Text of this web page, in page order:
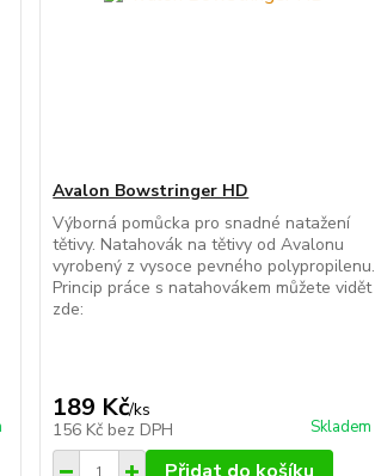
Avalon Bowstringer HD
Výborná pomůcka pro snadné natažení
tětivy. Natahovák na tětivy od Avalonu
vyrobený z vysoce pevného polypropilenu.
Princip práce s natahovákem můžete vidět
zde:
189 Kč/ks
156 Kč bez DPH Skladem